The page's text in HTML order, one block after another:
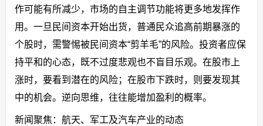
作可能有所减少，市场的自主调节功能将更多地发挥作
用。一旦民间资本开始出货，普通民众追高前期暴涨的
个股时，需警惕被民间资本“剪羊毛”的风险。投资者应保
持平和的心态，既不过度悲观也不盲目乐观。在股市上
涨时，要看到潜在的风险；在股市下跌时，则要发现其
中的机会。逆向思维，往往能增加盈利的概率。
新闻聚焦：航天、军工及汽车产业的动态